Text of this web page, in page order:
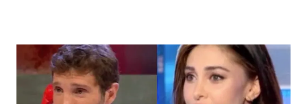
News Spettacolo